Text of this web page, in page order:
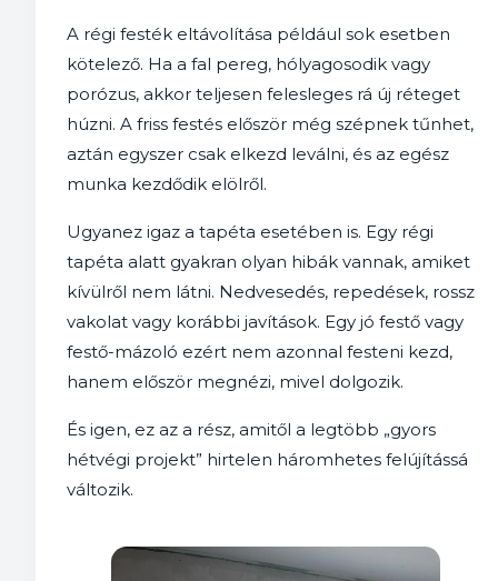
A régi festék eltávolítása például sok esetben
kötelező. Ha a fal pereg, hólyagosodik vagy
porózus, akkor teljesen felesleges rá új réteget
húzni. A friss festés először még szépnek tűnhet,
aztán egyszer csak elkezd leválni, és az egész
munka kezdődik elölről.
Ugyanez igaz a tapéta esetében is. Egy régi
tapéta alatt gyakran olyan hibák vannak, amiket
kívülről nem látni. Nedvesedés, repedések, rossz
vakolat vagy korábbi javítások. Egy jó festő vagy
festő-mázoló ezért nem azonnal festeni kezd,
hanem először megnézi, mivel dolgozik.
És igen, ez az a rész, amitől a legtöbb „gyors
hétvégi projekt” hirtelen háromhetes felújítássá
változik.